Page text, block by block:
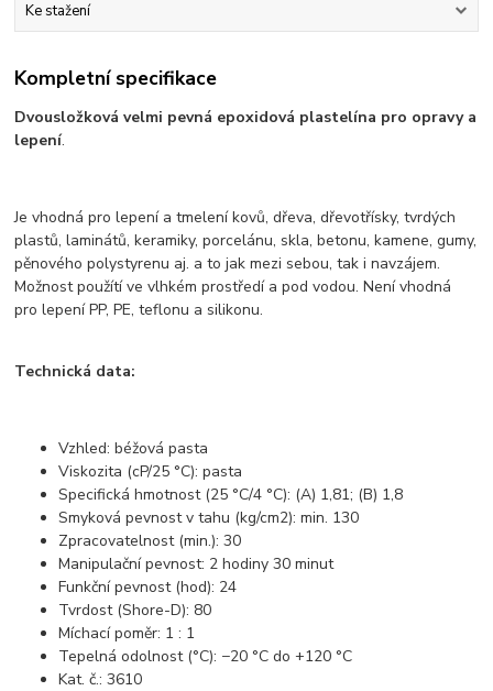
Ke stažení
Kompletní specifikace
Dvousložková velmi pevná epoxidová plastelína pro opravy a
lepení.
Je vhodná pro lepení a tmelení kovů, dřeva, dřevotřísky, tvrdých
plastů, laminátů, keramiky, porcelánu, skla, betonu, kamene, gumy,
pěnového polystyrenu aj. a to jak mezi sebou, tak i navzájem.
Možnost použítí ve vlhkém prostředí a pod vodou. Není vhodná
pro lepení PP, PE, teflonu a silikonu.
Technická data:
Vzhled: béžová pasta
Viskozita (cP/25 °C): pasta
Specifická hmotnost (25 °C/4 °C): (A) 1,81; (B) 1,8
Smyková pevnost v tahu (kg/cm2): min. 130
Zpracovatelnost (min.): 30
Manipulační pevnost: 2 hodiny 30 minut
Funkční pevnost (hod): 24
Tvrdost (Shore-D): 80
Míchací poměr: 1 : 1
Tepelná odolnost (°C): −20 °C do +120 °C
Kat. č.: 3610